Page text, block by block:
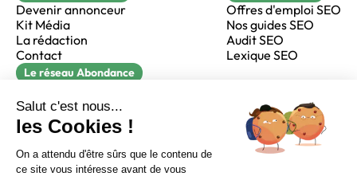
Sur LinkedIn Sur Youtube
Devenir annonceur
Kit Média
La rédaction
Contact
Offres d'emploi SEO
Nos guides SEO
Audit SEO
Lexique SEO
Le réseau Abondance
Réacteur
alfie formation